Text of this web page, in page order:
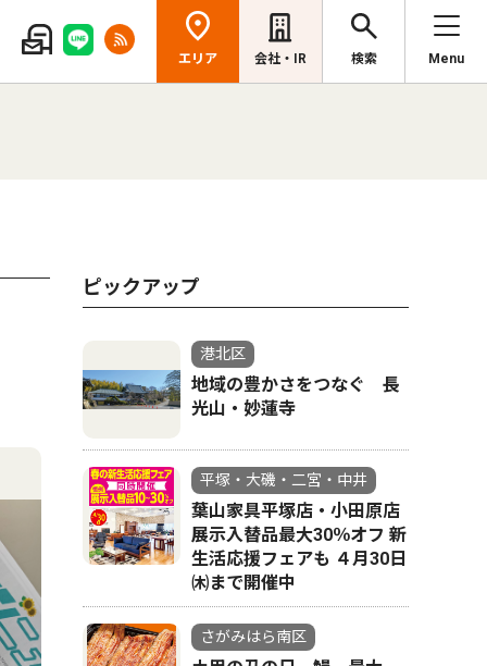
エリア 会社・IR 検索 Menu
ピックアップ
港北区
地域の豊かさをつなぐ 長
光山・妙蓮寺
平塚・大磯・二宮・中井
葉山家具平塚店・小田原店
展示入替品最大30％オフ 新
生活応援フェアも ４月30日
㈭まで開催中
さがみはら南区